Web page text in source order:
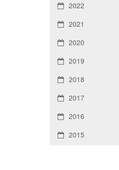
2022
2021
2020
2019
2018
2017
2016
2015